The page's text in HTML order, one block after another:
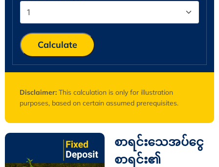
Calculate
Disclaimer: This calculation is only for illustration
purposes, based on certain assumed prerequisites.
စာရင်းသေအပ်ငွေ
စာရင်း၏